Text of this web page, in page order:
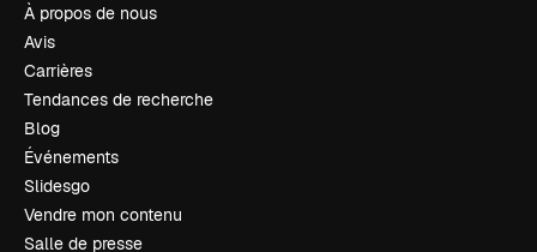
À propos de nous
Avis
Carrières
Tendances de recherche
Blog
Événements
Slidesgo
Vendre mon contenu
Salle de presse